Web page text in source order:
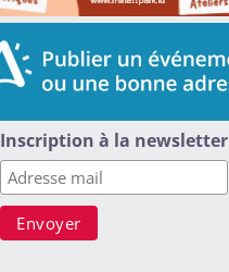
Inscription à la newsletter